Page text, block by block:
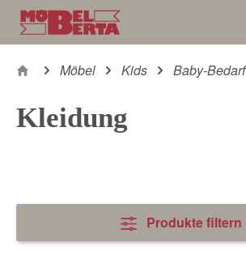
Zum Hauptinhalt springen
Möbel Kids Baby-Bedarf
Kleidung
Produkte filtern